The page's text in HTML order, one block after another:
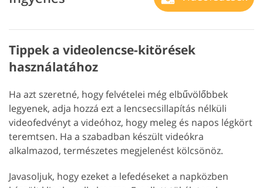
Tippek a videolencse-kitörések
használatához
Ha azt szeretné, hogy felvételei még elbűvölőbbek
legyenek, adja hozzá ezt a lencsecsillapítás nélküli
videofedvényt a videóhoz, hogy meleg és napos légkört
teremtsen. Ha a szabadban készült videókra
alkalmazod, természetes megjelenést kölcsönöz.
Javasoljuk, hogy ezeket a lefedéseket a napközben